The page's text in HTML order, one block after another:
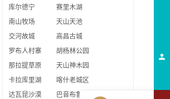
库尔德宁
赛里木湖
南山牧场
天山天池
交河故城
高昌古城
罗布人村寨
胡杨林公园
那拉提草原
天山神木园
卡拉库里湖
喀什老城区
达瓦昆沙漠
巴音布鲁克